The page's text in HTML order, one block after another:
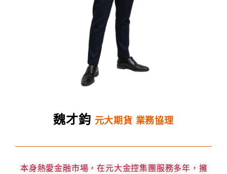
魏才鈞 元大期貨 業務協理
本身熱愛金融市場，在元大金控集團服務多年，擁